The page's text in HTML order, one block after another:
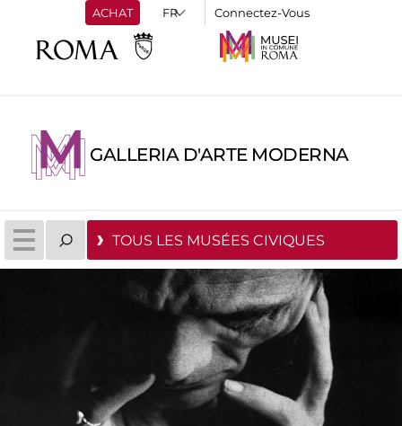
ACHAT Connectez-Vous
GALLERIA D'ARTE MODERNA
TOUS LES MUSÉES CIVIQUES